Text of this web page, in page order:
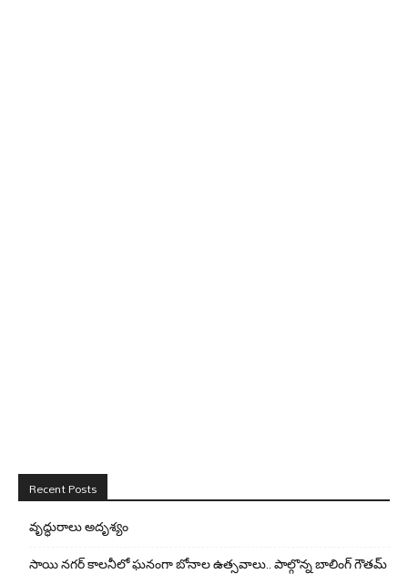
Recent Posts
వృద్ధురాలు అదృశ్యం
సాయి నగర్ కాలనీలో ఘనంగా బోనాల ఉత్సవాలు.. పాల్గొన్న బాలింగ్ గౌతమ్